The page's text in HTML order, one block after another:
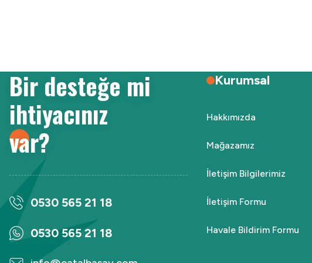
Bu ürüne benzer farklı alternatifler olmalı.
Bir desteğe mi
ihtiyacınız
var?
0530 565 21 18
0530 565 21 18
Kurumsal
Hakkımızda
Mağazamız
İletişim Bilgilerimiz
İletişim Formu
Havale Bildirim Formu